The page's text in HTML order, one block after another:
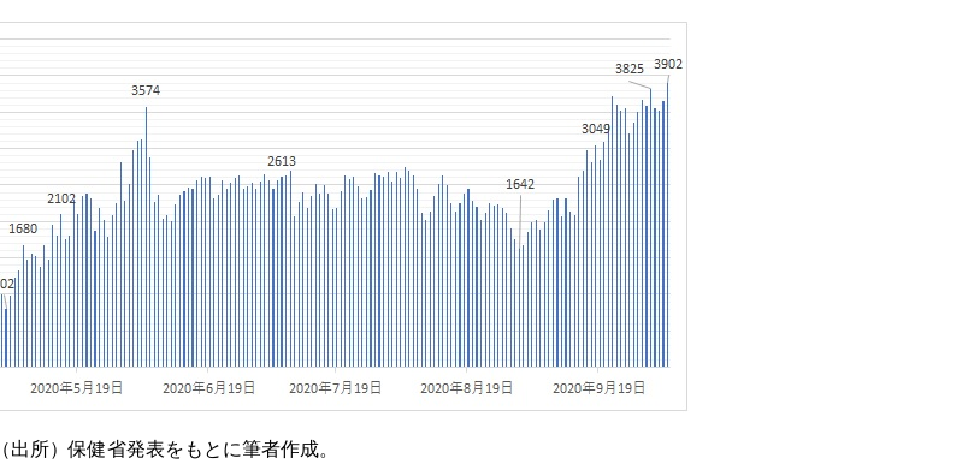
（出所）保健省発表をもとに筆者作成。